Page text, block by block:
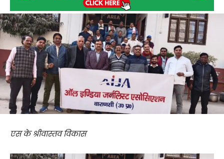
एस के श्रीवास्तव विकास